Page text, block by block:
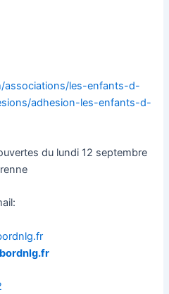
associations/les-enfants-d-
adhesion-les-enfants-d-
du lundi 12 septembre